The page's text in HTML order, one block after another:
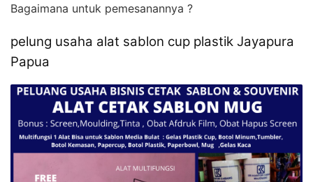
Bagaimana untuk pemesanannya ?
pelung usaha alat sablon cup plastik Jayapura
Papua